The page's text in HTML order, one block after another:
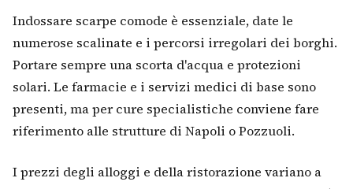
Indossare scarpe comode è essenziale, date le
numerose scalinate e i percorsi irregolari dei borghi.
Portare sempre una scorta d'acqua e protezioni
solari. Le farmacie e i servizi medici di base sono
presenti, ma per cure specialistiche conviene fare
riferimento alle strutture di Napoli o Pozzuoli.
I prezzi degli alloggi e della ristorazione variano a